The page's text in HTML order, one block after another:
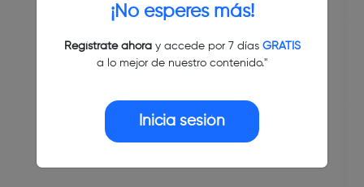
¡No esperes más!
Regístrate ahoray accede por 7 días GRATIS
a lo mejor de nuestro contenido."
Inicia sesión